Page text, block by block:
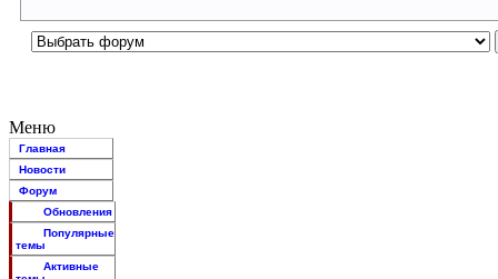
Меню
Главная
Новости
Форум
Обновления
Популярные
темы
Активные